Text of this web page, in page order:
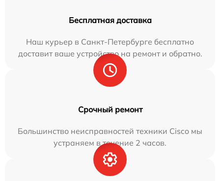
Бесплатная доставка
Наш курьер в Санкт-Петербурге бесплатно
доставит ваше устройство на ремонт и обратно.
Срочный ремонт
Большинство неисправностей техники Cisco мы
устраняем в течение 2 часов.